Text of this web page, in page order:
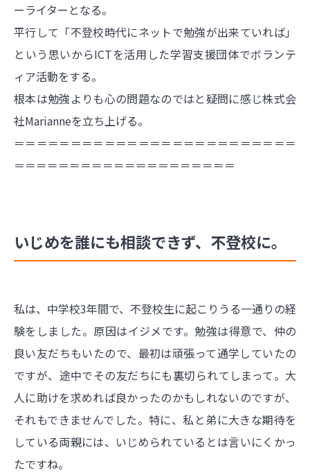
ーライターとなる。
平行して「不登校時代にネットで勉強が出来ていれば」
という思いからICTを活用した学習支援団体でボランテ
ィア活動をする。
根本は勉強よりも心の問題なのではと疑問に感じ株式会
社Marianneを立ち上げる。
＝＝＝＝＝＝＝＝＝＝＝＝＝＝＝＝＝＝＝＝＝＝＝＝＝
＝＝＝＝＝＝＝＝＝＝＝＝＝＝＝＝＝＝＝＝
いじめを誰にも相談できず、不登校に。
私は、中学校3年間で、不登校生に起こりうる一通りの経
験をしました。原因はイジメです。勉強は得意で、仲の
良い友だちもいたので、最初は頑張って通学していたの
ですが、途中でその友だちにも裏切られてしまって。大
人に助けを求めれば良かったのかもしれないのですが、
それもできませんでした。特に、私と弟に大きな期待を
している両親には、いじめられているとは言いにくかっ
たですね。